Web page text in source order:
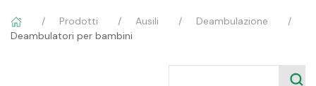
Prodotti Ausili
Deambulazione
Deambulatori per bambini